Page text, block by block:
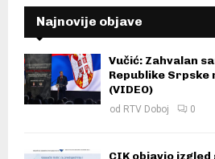
Najnovije objave
Vučić: Zahvalan
Republike
(VIDEO)
od RTV Doboj 0
CIK objavio